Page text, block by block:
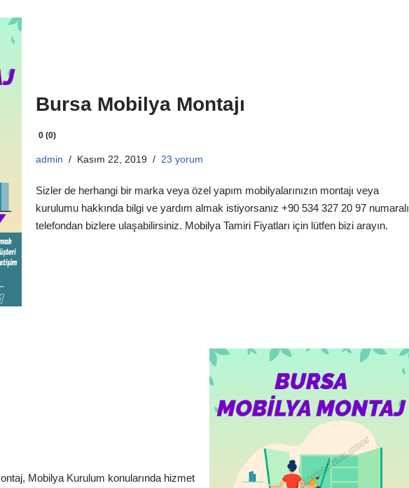
Bursa Mobilya Montajı
0 (0)
admin Kasım 22, 2019 23 yorum
Sizler de herhangi bir marka veya özel yapım mobilyalarınızın montajı veya
kurulumu hakkında bilgi ve yardım almak istiyorsanız +90 534 327 20 97 numaralı
telefondan bizlere ulaşabilirsiniz. Mobilya Tamiri Fiyatları için lütfen bizi arayın.
Mobilya Kurulum konularında hizmet